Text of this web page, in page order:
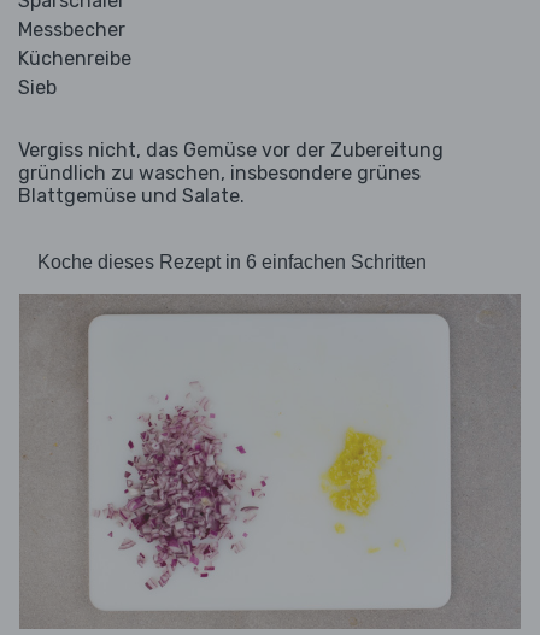
Messbecher
Küchenreibe
Sieb
Vergiss nicht, das Gemüse vor der Zubereitung
gründlich zu waschen, insbesondere grünes
Blattgemüse und Salate.
Koche dieses Rezept in 6 einfachen Schritten